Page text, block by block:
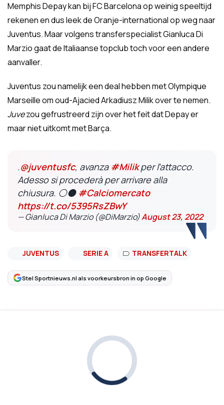
Memphis Depay kan bij FC Barcelona op weinig speeltijd
rekenen en dus leek de Oranje-international op weg naar
Juventus. Maar volgens transferspecialist Gianluca Di
Marzio gaat de Italiaanse topclub toch voor een andere
aanvaller.
Juventus zou namelijk een deal hebben met Olympique
Marseille om oud-Ajacied Arkadiusz Milik over te nemen.
Juvezou gefrustreerd zijn over het feit dat Depay er
maar niet uitkomt met Barça.
.@juventusfc, avanza #Milikper l'attacco.
Adesso si procederà per arrivare alla
chiusura. ⚪⚫ #Calciomercato
https://t.co/5395RsZBwY
— Gianluca Di Marzio (@DiMarzio)August 23, 2022
JUVENTUS SERIE A TRANSFERTALK
Stel Sportnieuws.nl als voorkeursbron in op Google